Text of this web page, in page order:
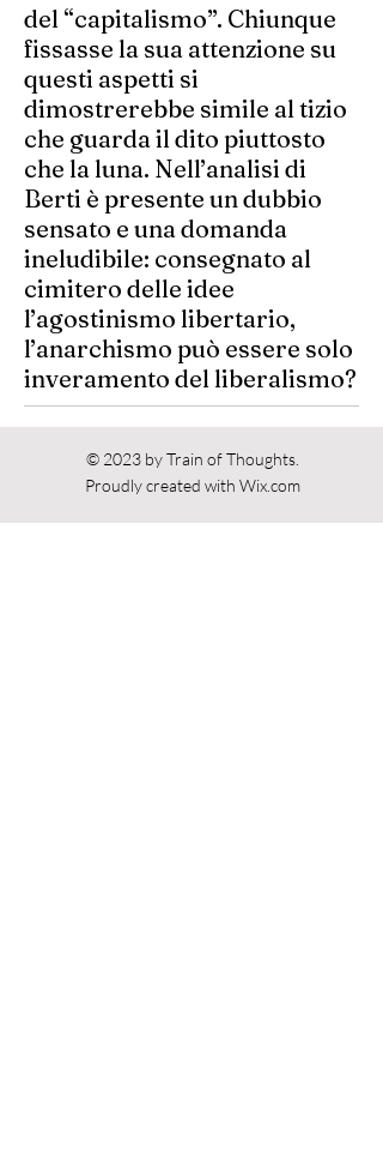
del “capitalismo”. Chiunque
fissasse la sua attenzione su
questi aspetti si
dimostrerebbe simile al tizio
che guarda il dito piuttosto
che la luna. Nell’analisi di
Berti è presente un dubbio
sensato e una domanda
ineludibile: consegnato al
cimitero delle idee
l’agostinismo libertario,
l’anarchismo può essere solo
inveramento del liberalismo?
Torna a Recensioni
© 2023 by Train of Thoughts.
Proudly created with Wix.com